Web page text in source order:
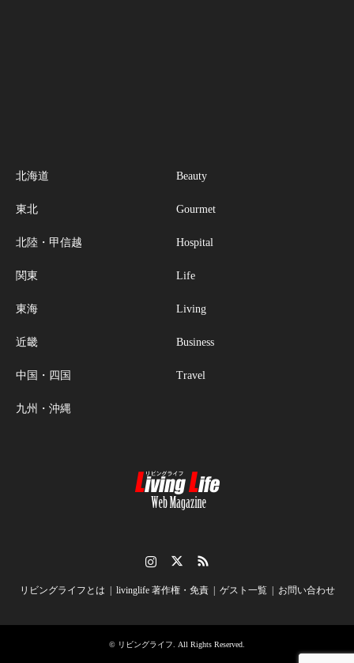
北海道
東北
北陸・甲信越
関東
東海
近畿
中国・四国
九州・沖縄
Beauty
Gourmet
Hospital
Life
Living
Business
Travel
リビングライフとは livinglife 著作権・免責 ゲスト一覧 お問い合わせ
© リビングライフ . All Rights Reserved.